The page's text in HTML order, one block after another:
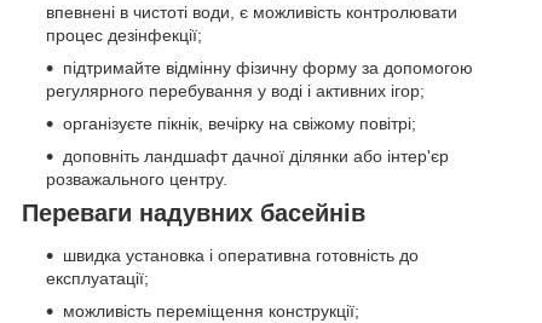
впевнені в чистоті води, є можливість контролювати
процес дезінфекції;
підтримайте відмінну фізичну форму за допомогою
регулярного перебування у воді і активних ігор;
організуєте пікнік, вечірку на свіжому повітрі;
доповніть ландшафт дачної ділянки або інтер'єр
розважального центру.
Переваги надувних басейнів
швидка установка і оперативна готовність до
експлуатації;
можливість переміщення конструкції;